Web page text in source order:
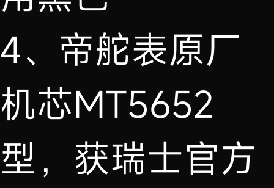
4、帝舵表原厂
机芯MT5652
型，获瑞士官方